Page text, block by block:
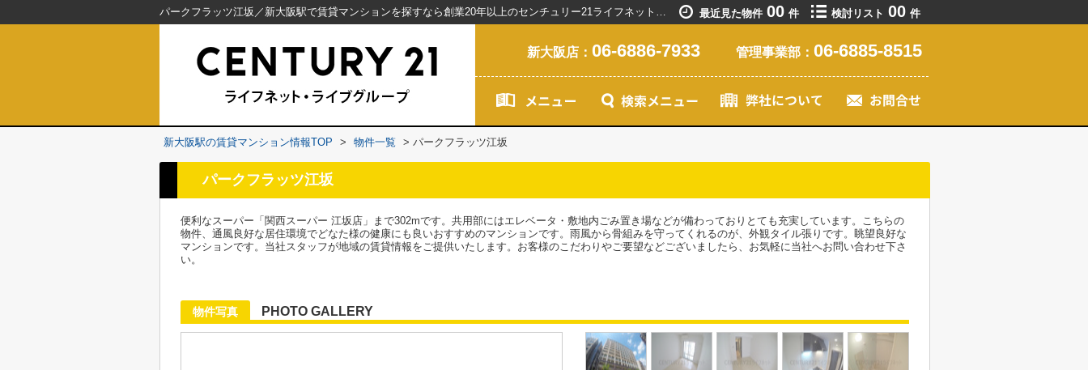
パークフラッツ江坂／新大阪駅で賃貸マンションを探すなら創業20年以上のセンチュリー21ライフネット・ライブグループ 最近見た物件 00 件 検討リスト 00 件
新大阪店： 06-6886-7933 管理事業部： 06-6885-8515
新大阪駅の賃貸マンション情報TOP > 物件一覧 > パークフラッツ江坂
パークフラッツ江坂
便利なスーパー「関西スーパー 江坂店」まで302mです。共用部にはエレベータ・敷地内ごみ置き場などが備わっておりとても充実しています。こちらの
物件、通風良好な居住環境でどなた様の健康にも良いおすすめのマンションです。雨風から骨組みを守ってくれるのが、外観タイル張りです。眺望良好な
マンションです。当社スタッフが地域の賃貸情報をご提供いたします。お客様のこだわりやご要望などございましたら、お気軽に当社へお問い合わせ下さ
い。
物件写真 PHOTO GALLERY